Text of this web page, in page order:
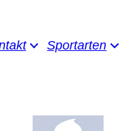
Sportarten